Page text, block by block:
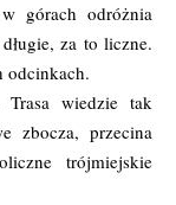
górach odróżnia
za to liczne.
odcinkach.
Trasa wiedzie tak
zbocza, przecina
trójmiejskie